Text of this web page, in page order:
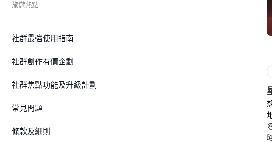
旅遊熱點
社群最強使用指南
社群創作有價企劃
社群焦點功能及升級計劃
常見問題
條款及細則